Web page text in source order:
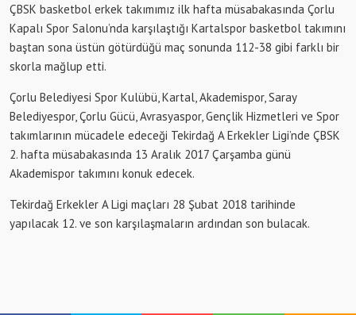
ÇBSK basketbol erkek takımımız ilk hafta müsabakasında Çorlu
Kapalı Spor Salonu’nda karşılaştığı Kartalspor basketbol takımını
baştan sona üstün götürdüğü maç sonunda 112-38 gibi farklı bir
skorla mağlup etti.
Çorlu Belediyesi Spor Kulübü, Kartal, Akademispor, Saray
Belediyespor, Çorlu Gücü, Avrasyaspor, Gençlik Hizmetleri ve Spor
takımlarının mücadele edeceği Tekirdağ A Erkekler Ligi’nde ÇBSK
2. hafta müsabakasında 13 Aralık 2017 Çarşamba günü
Akademispor takımını konuk edecek.
Tekirdağ Erkekler A Ligi maçları 28 Şubat 2018 tarihinde
yapılacak 12. ve son karşılaşmaların ardından son bulacak.